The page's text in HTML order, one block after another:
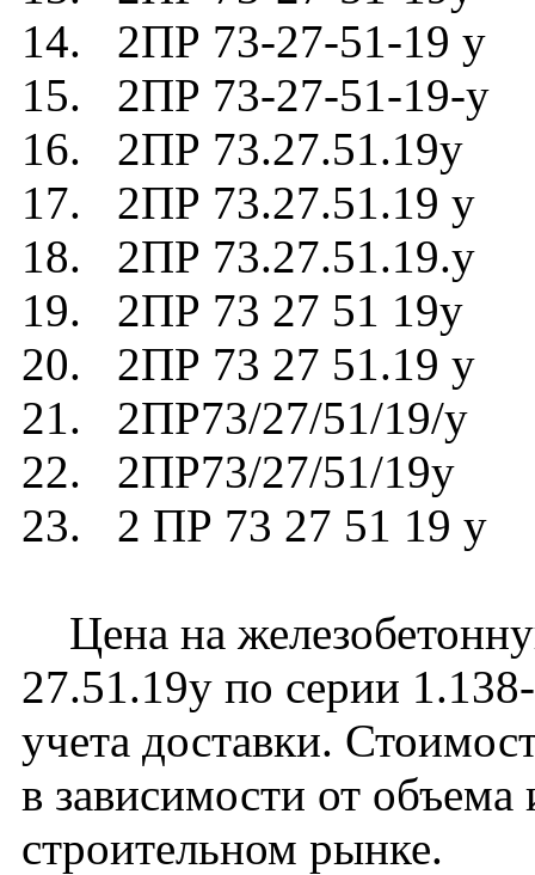
14. 2ПР 73-27-51-19 у
15. 2ПР 73-27-51-19-у
16. 2ПР 73.27.51.19у
17. 2ПР 73.27.51.19 у
18. 2ПР 73.27.51.19.у
19. 2ПР 73 27 51 19у
20. 2ПР 73 27 51.19 у
21. 2ПР73/27/51/19/у
22. 2ПР73/27/51/19у
23. 2 ПР 73 27 51 19 у
Цена на
27.51.19у по серии
учета доставки.
в зависимости от
строительном рынке.